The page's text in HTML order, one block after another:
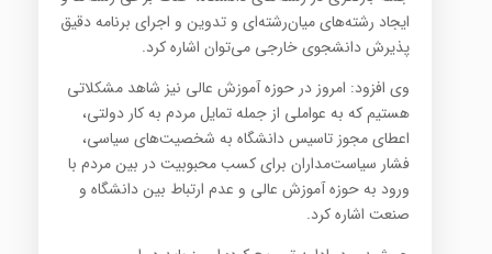
ایجاد رشته‌های میان‌رشته‌ای و تدوین و اجرای برنامه دقیق
پذیرش دانشجوی خارجی می‌توان اشاره کرد.
وی افزود: امروز در حوزه آموزش عالی نیز شاهد مشکلاتی
هستیم که به عواملی از جمله تمایل مردم به کار دولتی،
اعطای مجوز تاسیس دانشگاه به شخصیت‌های سیاسی،
فشار سیاست‌مداران برای کسب محبوبیت در بین مردم با
ورود به حوزه آموزش عالی و عدم ارتباط بین دانشگاه و
صنعت اشاره کرد.